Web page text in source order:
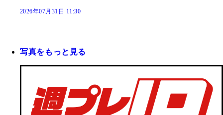
2026年07月31日 11:30
写真をもっと見る